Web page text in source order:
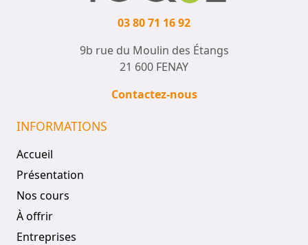
03 80 71 16 92
9b rue du Moulin des Étangs
21 600 FENAY
Contactez-nous
INFORMATIONS
Accueil
Présentation
Nos cours
À offrir
Entreprises